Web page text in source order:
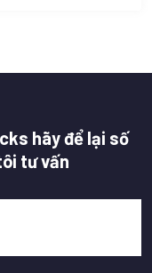
hãy để lại số
tư vấn